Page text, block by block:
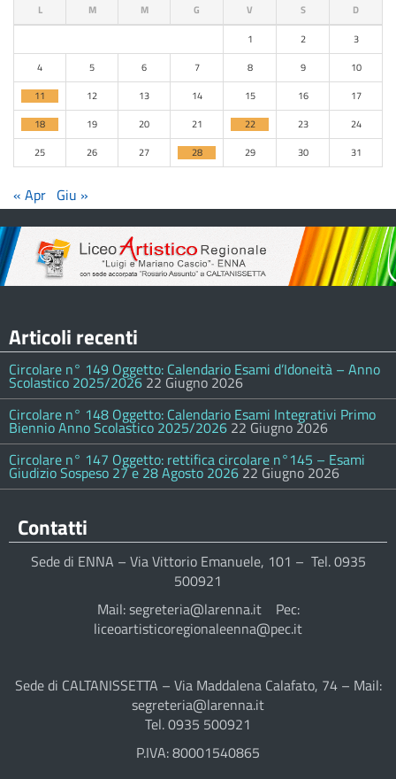
L M M G V S D
1 2
3
4
5 6 7 8 9
10
11
12 13 14 15 16
17
18
19 20 21 22 23
24
25
26 27 28 29 30 31
« Apr Giu »
Articoli recenti
Circolare n° 149 Oggetto: Calendario Esami d’Idoneità – Anno
Scolastico 2025/2026 22 Giugno 2026
Circolare n° 148 Oggetto: Calendario Esami Integrativi Primo
Biennio Anno Scolastico 2025/2026 22 Giugno 2026
Circolare n° 147 Oggetto: rettifica circolare n°145 – Esami
Giudizio Sospeso 27 e 28 Agosto 2026 22 Giugno 2026
Contatti
Sede di ENNA – Via Vittorio Emanuele, 101 – Tel. 0935
500921
Mail: segreteria@larenna.it Pec:
liceoartisticoregionaleenna@pec.it
Sede di CALTANISSETTA – Via Maddalena Calafato, 74 – Mail:
segreteria@larenna.it
Tel. 0935 500921
P.IVA: 80001540865